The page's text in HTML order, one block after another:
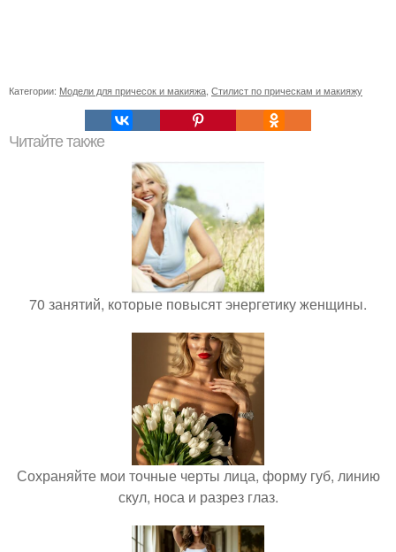
Категории: Модели для причесок и макияжа, Стилист по прическам и макияжу
Читайте также
70 занятий, которые повысят энергетику женщины.
Сохраняйте мои точные черты лица, форму губ, линию
скул, носа и разрез глаз.